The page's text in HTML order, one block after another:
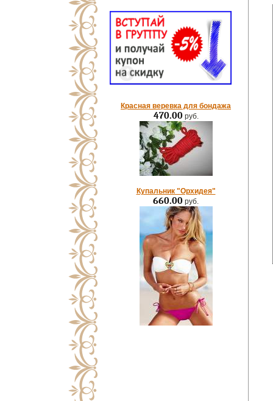
Красная веревка для бондажа
470.00руб.
Купальник "Орхидея"
660.00 руб.